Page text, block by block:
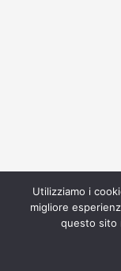
Utilizziamo i
migliore
questo sito